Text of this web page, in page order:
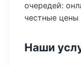
очередей:
честные цены
Наши